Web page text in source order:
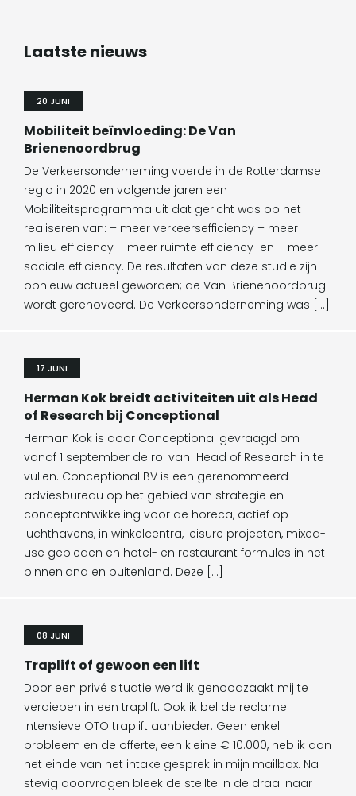
Laatste nieuws
20 JUNI
Mobiliteit beïnvloeding: De Van
Brienenoordbrug
De Verkeersonderneming voerde in de Rotterdamse
regio in 2020 en volgende jaren een
Mobiliteitsprogramma uit dat gericht was op het
realiseren van: – meer verkeersefficiency – meer
milieu efficiency – meer ruimte efficiency en – meer
sociale efficiency. De resultaten van deze studie zijn
opnieuw actueel geworden; de Van Brienenoordbrug
wordt gerenoveerd. De Verkeersonderneming was […]
17 JUNI
Herman Kok breidt activiteiten uit als Head
of Research bij Conceptional
Herman Kok is door Conceptional gevraagd om
vanaf 1 september de rol van Head of Research in te
vullen. Conceptional BV is een gerenommeerd
adviesbureau op het gebied van strategie en
conceptontwikkeling voor de horeca, actief op
luchthavens, in winkelcentra, leisure projecten, mixed-
use gebieden en hotel- en restaurant formules in het
binnenland en buitenland. Deze […]
08 JUNI
Traplift of gewoon een lift
Door een privé situatie werd ik genoodzaakt mij te
verdiepen in een traplift. Ook ik bel de reclame
intensieve OTO traplift aanbieder. Geen enkel
probleem en de offerte, een kleine € 10.000, heb ik aan
het einde van het intake gesprek in mijn mailbox. Na
stevig doorvragen bleek de steilte in de draai naar